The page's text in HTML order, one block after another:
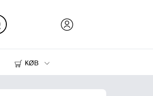
KØB
Printere